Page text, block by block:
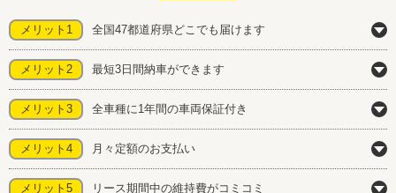
メリット1 全国47都道府県どこでも届けます
メリット2 最短3日間納車ができます
メリット3 全車種に1年間の車両保証付き
メリット4 月々定額のお支払い
メリット5 リース期間中の維持費がコミコミ